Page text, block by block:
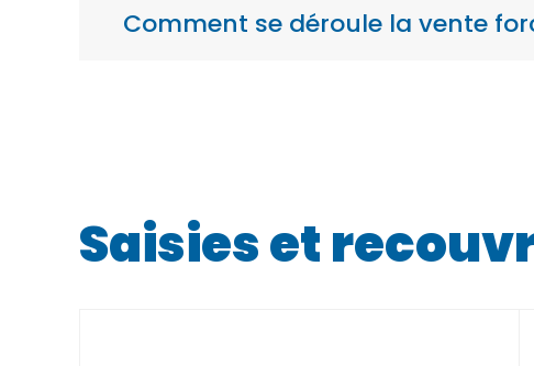
Comment se déroule la vente
Saisies et